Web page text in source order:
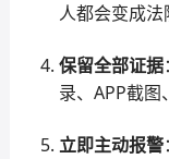
人都会变成
保留全部证据
录、APP截
立即主动报警